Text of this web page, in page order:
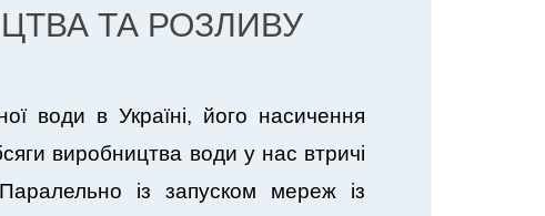
ТА РОЗЛИВУ
води в Україні, його насичення
виробництва води у нас втричі
із запуском мереж із